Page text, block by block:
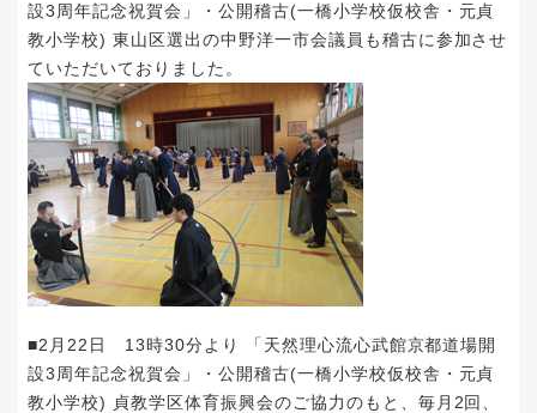
設3周年記念祝賀会」・公開稽古(一橋小学校仮校舎・元貞
教小学校) 東山区選出の中野洋一市会議員も稽古に参加させ
ていただいておりました。
■2月22日 13時30分より 「天然理心流心武館京都道場開
設3周年記念祝賀会」・公開稽古(一橋小学校仮校舎・元貞
教小学校) 貞教学区体育振興会のご協力のもと、毎月2回、